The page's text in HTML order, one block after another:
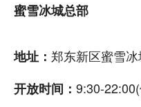
蜜雪冰城总部
地址： 郑东新区蜜雪
开放时间： 9:30-